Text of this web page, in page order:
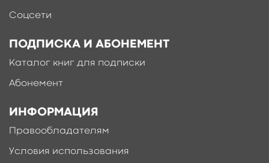
Соцсети
ПОДПИСКА И АБОНЕМЕНТ
Каталог книг для подписки
Абонемент
ИНФОРМАЦИЯ
Правообладателям
Условия использования